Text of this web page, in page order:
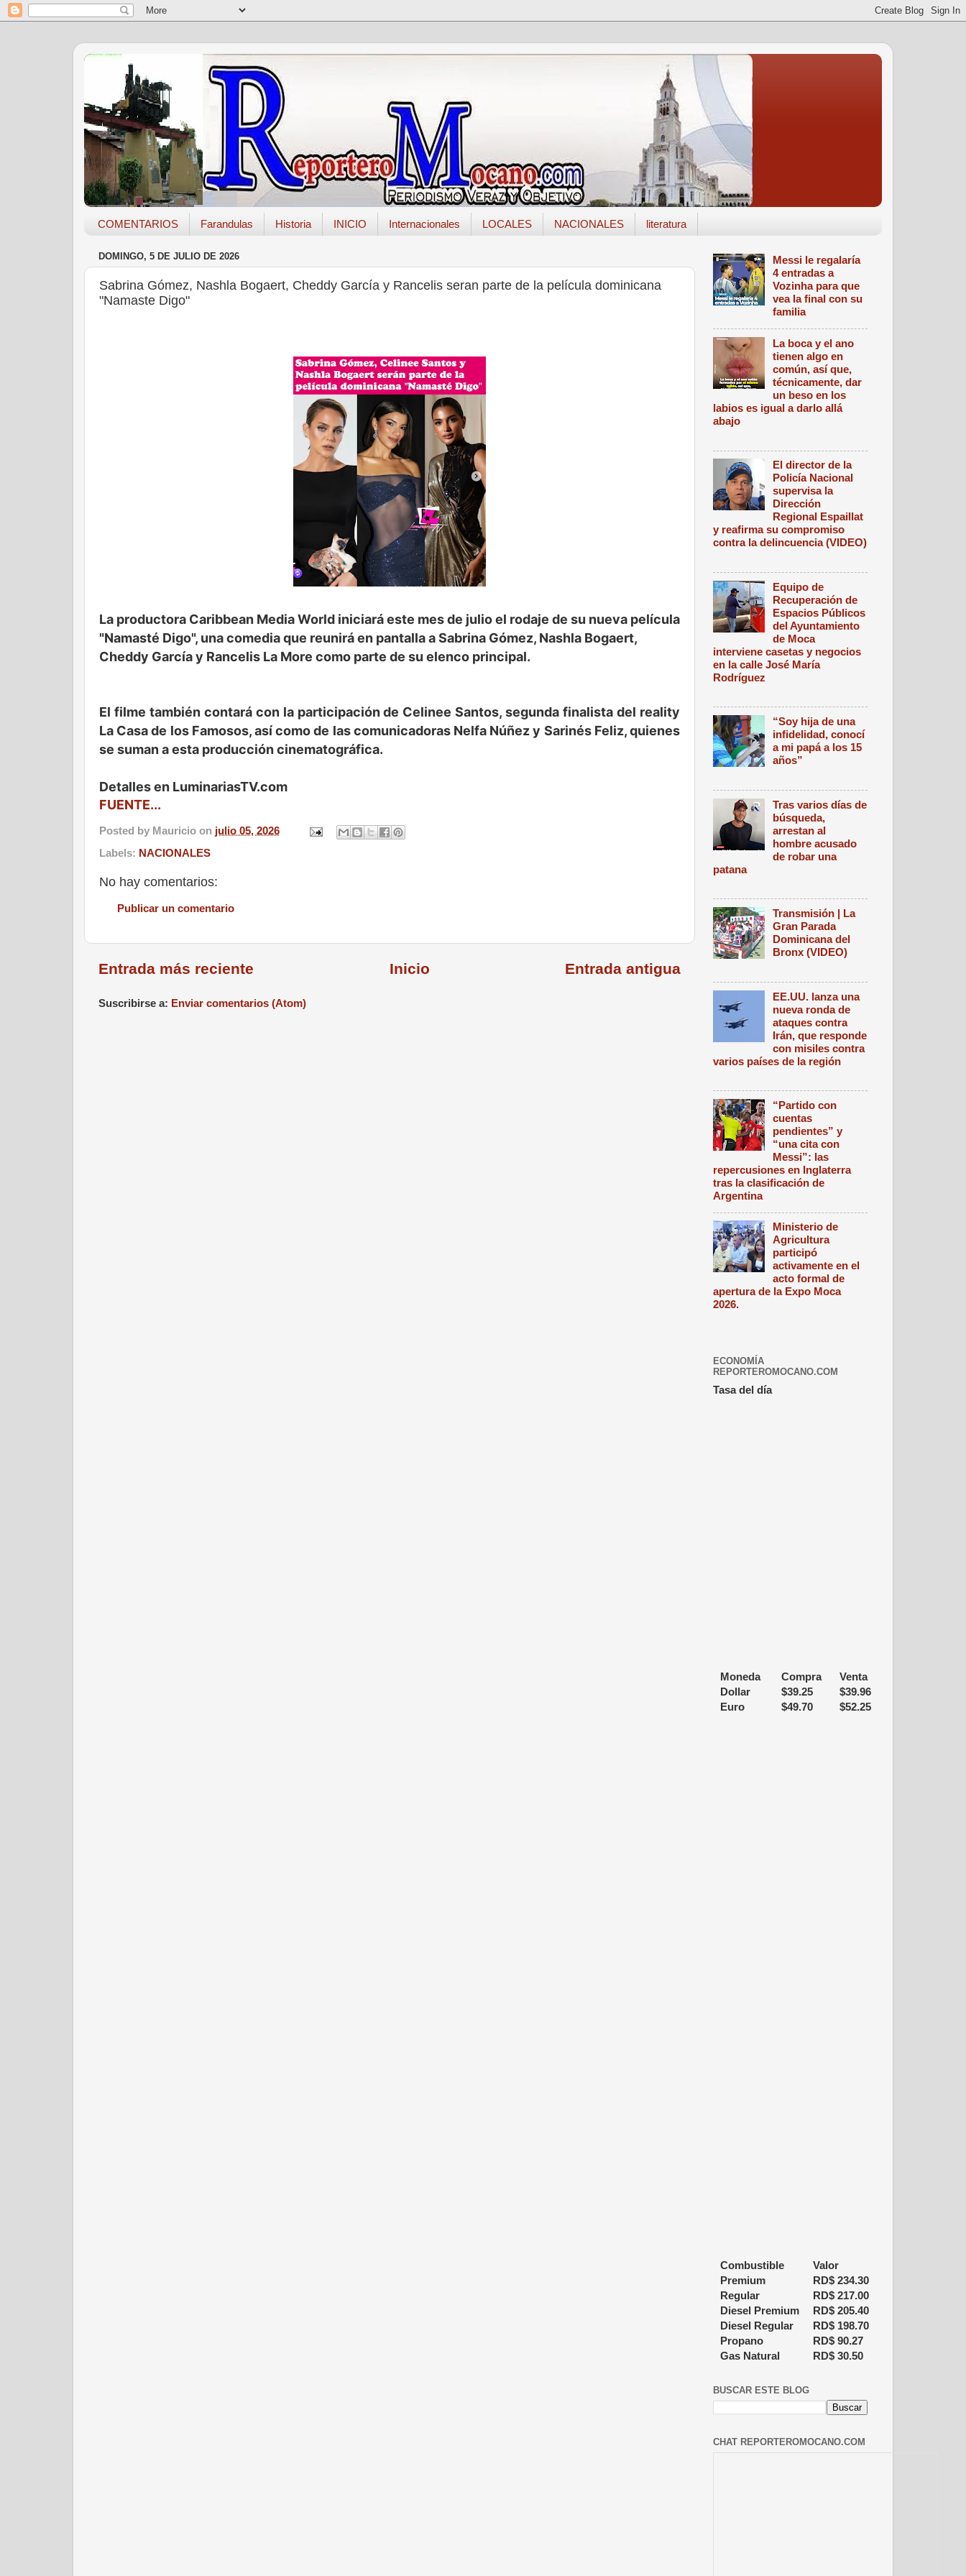
COMENTARIOS Farandulas Historia INICIO Internacionales LOCALES NACIONALES literatura
DOMINGO, 5 DE JULIO DE 2026
Sabrina Gómez, Nashla Bogaert, Cheddy García y Rancelis seran parte de la película dominicana
"Namaste Digo"
La productora Caribbean Media World iniciará este mes de julio el rodaje de su nueva película
"Namasté Digo", una comedia que reunirá en pantalla a Sabrina Gómez, Nashla Bogaert,
Cheddy García y Rancelis La More como parte de su elenco principal.
El filme también contará con la participación de Celinee Santos, segunda finalista del reality
La Casa de los Famosos, así como de las comunicadoras Nelfa Núñez y Sarinés Feliz, quienes
se suman a esta producción cinematográfica.
Detalles en LuminariasTV.com
FUENTE...
Posted by Mauricio on julio 05, 2026
Labels: NACIONALES
No hay comentarios:
Publicar un comentario
Entrada más reciente Entrada antigua
Inicio
Suscribirse a: Enviar comentarios (Atom)
Messi le regalaría
4 entradas a
Vozinha para que
vea la final con su
familia
La boca y el ano
tienen algo en
común, así que,
técnicamente, dar
un beso en los
labios es igual a darlo allá
abajo
El director de la
Policía Nacional
supervisa la
Dirección
Regional Espaillat
y reafirma su compromiso
contra la delincuencia (VIDEO)
Equipo de
Recuperación de
Espacios Públicos
del Ayuntamiento
de Moca
interviene casetas y negocios
en la calle José María
Rodríguez
“Soy hija de una
infidelidad, conocí
a mi papá a los 15
años”
Tras varios días de
búsqueda,
arrestan al
hombre acusado
de robar una
patana
Transmisión | La
Gran Parada
Dominicana del
Bronx (VIDEO)
EE.UU. lanza una
nueva ronda de
ataques contra
Irán, que responde
con misiles contra
varios países de la región
“Partido con
cuentas
pendientes” y
“una cita con
Messi”: las
repercusiones en Inglaterra
tras la clasificación de
Argentina
Ministerio de
Agricultura
participó
activamente en el
acto formal de
apertura de la Expo Moca
2026.
ECONOMÍA
REPORTEROMOCANO.COM
Tasa del día
Moneda Compra
Venta
Dollar
$39.25 $39.96
Euro
$49.70 $52.25
Combustible
Valor
Premium
RD$ 234.30
Regular
RD$ 217.00
Diesel Premium
RD$ 205.40
Diesel Regular
RD$ 198.70
Propano
RD$ 90.27
Gas Natural
RD$ 30.50
BUSCAR ESTE BLOG
CHAT REPORTEROMOCANO.COM